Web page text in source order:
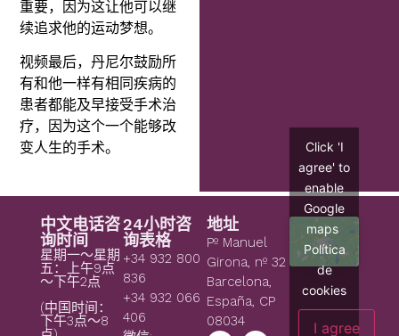
重要，因为这让他可以继
续追求他的运动梦想。
视频最后，丹尼尔鼓励所
有和他一样有相同疾病的
患者都能及早接受手术治
疗，因为这个一个能够改
变人生的手术。
中文电话咨
询时间
星期一～星期
五：上午9点
～下午2点
(中国时间：
下午3点～8
24小时咨
询表格
+34 932 800
836
+34 932 066
406
地址
Pº Manuel
Girona, nº 32
Barcelona,
España, CP
08034
Click 'I
agree' to
enable
Google
maps
Política
de
cookies
I agree